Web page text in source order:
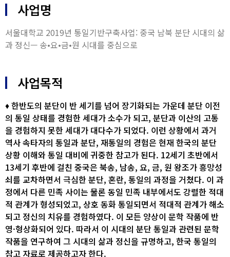
사업명
서울대학교 2019년 통일기반구축사업: 중국 남북 분단 시대의 삶
과 정신— 송•요•금•원 시대를 중심으로
사업목적
♦ 한반도의 분단이 반 세기를 넘어 장기화되는 가운데 분단 이전
의 통일 상태를 경험한 세대가 소수가 되고, 분단과 이산의 고통
을 경험하지 못한 세대가 대다수가 되었다. 이런 상황에서 과거
역사 속타자의 통일과 분단, 재통일의 경험은 현재 한국의 분단
상황 이해와 통일 대비에 귀중한 참고가 된다. 12세기 초반에서
13세기 후반에 걸친 중국은 북송, 남송, 요, 금, 원 왕조가 흥망성
쇠를 교차하면서 극심한 분단, 혼란, 통일의 과정을 거쳤다. 이 과
정에서 다른 민족 사이는 물론 동일 민족 내부에서도 강렬한 적대
적 관계가 형성되었고, 상호 동화 통일되면서 적대적 관계가 해소
되고 정신의 치유를 경험하였다. 이 모든 양상이 문학 작품에 반
영·형상화되어 있다. 따라서 이 시대의 분단 통일과 관련된 문학
작품을 연구하여 그 시대의 삶과 정신을 규명하고, 한국 통일의
참고 자료로 제공하고자 한다.